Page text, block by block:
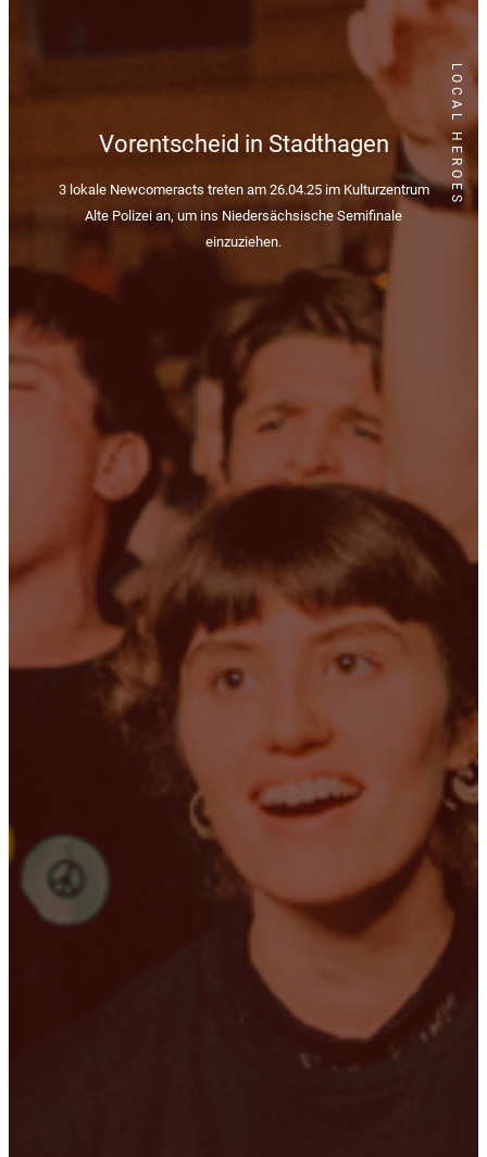
LOCAL HEROES
Vorentscheid in Stadthagen
3 lokale Newcomeracts treten am 26.04.25 im Kulturzentrum
Alte Polizei an, um ins Niedersächsische Semifinale
einzuziehen.